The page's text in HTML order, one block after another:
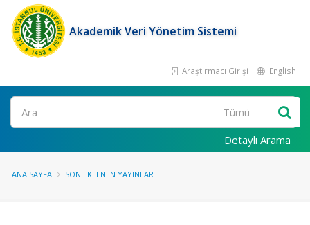
Akademik Veri Yönetim Sistemi
Araştırmacı Girişi English
Ara
Detaylı Arama
ANA SAYFA SON EKLENEN YAYINLAR